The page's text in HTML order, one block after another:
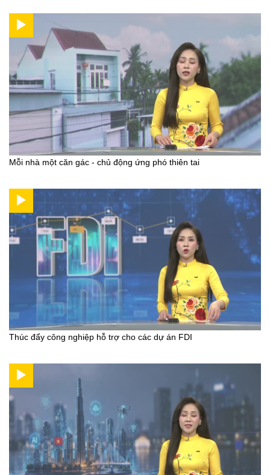
Mỗi nhà một căn gác - chủ động ứng phó thiên tai
Thúc đẩy công nghiệp hỗ trợ cho các dự án FDI